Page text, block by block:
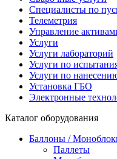
Специалисты по
Телеметрия
Управление
Услуги
Услуги лабораторий
Услуги по
Услуги по
Установка ГБО
Электронные
Каталог оборудования
Баллоны /
Паллеты